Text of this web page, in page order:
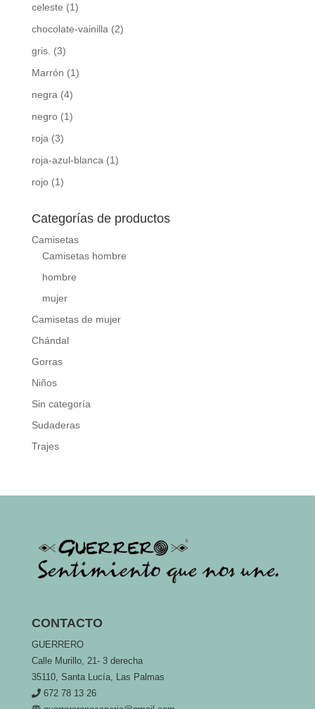
celeste (1)
chocolate-vainilla (2)
gris. (3)
Marrón (1)
negra (4)
negro (1)
roja (3)
roja-azul-blanca (1)
rojo (1)
Categorías de productos
Camisetas
Camisetas hombre
hombre
mujer
Camisetas de mujer
Chándal
Gorras
Niños
Sin categoría
Sudaderas
Trajes
CONTACTO
GUERRERO
Calle Murillo, 21- 3 derecha
35110, Santa Lucía, Las Palmas
672 78 13 26